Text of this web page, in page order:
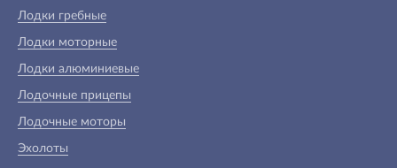
Лодки гребные
Лодки моторные
Лодки алюминиевые
Лодочные прицепы
Лодочные моторы
Эхолоты